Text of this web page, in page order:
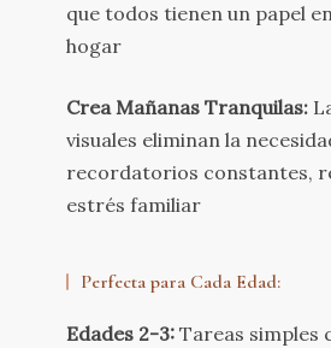
que todos tienen un papel
hogar
Crea Mañanas Tranquilas:
visuales eliminan la
recordatorios constantes,
estrés familiar
Perfecta para Cada Edad:
Edades 2-3: Tareas simples